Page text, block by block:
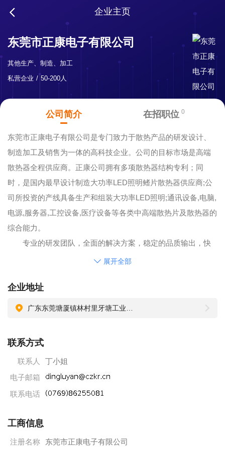
企业主页
东莞市正康电子有限公司
其他生产、制造、加工
私营企业
50-200人
公司简介 在招职位 0
东莞市正康电子有限公司是专门致力于散热产品的研发设计、
制造加工及销售为一体的高科技企业。公司的目标市场是高端
散热器全程供应商。正康公司拥有多项散热器结构专利；同
时，是国内最早设计制造大功率LED照明鳍片散热器供应商;公
司所投资的产线具备生产和组装大功率LED照明;通讯设备,电脑,
电源,服务器,工控设备,医疗设备等各类中高端散热片及散热器的
综合能力。
专业的研发团队，全面的解决方案，稳定的品质输出，快
捷的服务速度,为正康在业界树立了良好的口碑，并赢得了好
正康公司位于东莞，工厂设备已经涵盖模具制造的全套设
备;高精度冲床、进口CNC、裁切机、回流焊接线、穿片机.压铆
器、压铆型散热器.水冷板。公司引入投影仪、拉拔力测试
机、、热阻测试机、烟雾测试机等检测设备，在硬件上提供品
质检测手段，以实现对产品的严格测量。为得到更多客户的支
持，公司导入ISO9001质量管理体系和ISO14001环境管理体
户提供性价比最优.速度最快的散热产品。
人才是企业的动力.团队是企业的核心。正康的快速发展，
展开全部
企业地址
联系方式
联系人
丁小姐
电子邮箱
联系电话
工商信息
注册名称 东莞市正康电子有限公司